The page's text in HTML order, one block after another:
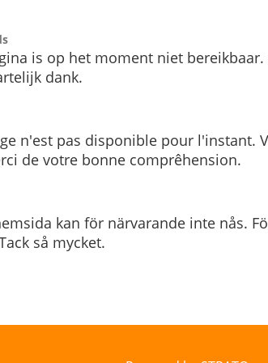
is op het moment niet
dank.
n'est pas disponible pour l'instant.
de votre bonne comprêhension.
kan för närvarande inte nås.
så mycket.